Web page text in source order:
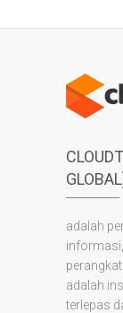
adalah
adalah
terlepas